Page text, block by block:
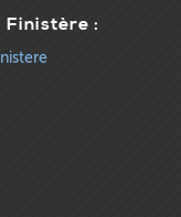
Finistère :